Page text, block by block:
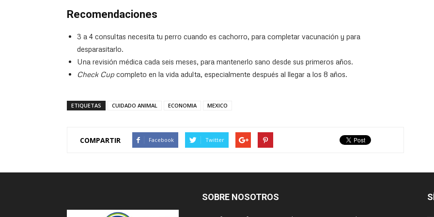
Recomendaciones
3 a 4 consultas necesita tu perro cuando es cachorro, para completar vacunación y para
desparasitarlo.
Una revisión médica cada seis meses, para mantenerlo sano desde sus primeros años.
Check Cup completo en la vida adulta, especialmente después al llegar a los 8 años.
ETIQUETAS CUIDADO ANIMAL ECONOMIA MEXICO
COMPARTIR Facebook Twitter
SOBRE NOSOTROS